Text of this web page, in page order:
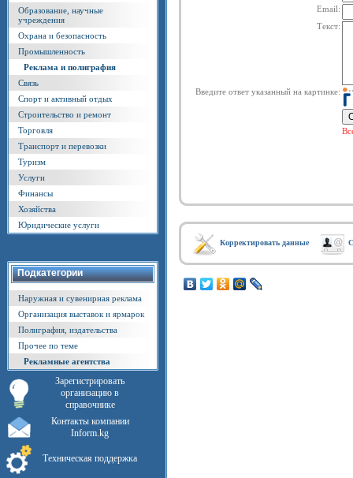
Образование, научные
учреждения
Охрана и безопасность
Промышленность
Реклама и полиграфия
Связь
Спорт и активный отдых
Строительство и ремонт
Торговля
Транспорт и перевозки
Туризм
Услуги
Финансы
Хозяйства
Юридические услуги
Подкатегории
Наружная и сувенирная реклама
Организация выставок и ярмарок
Полиграфия, издательства
Прочее по теме
Рекламные агентства
Зарегистрировать
организацию в
справочнике
Контакты компании
Inform.kg
Техническая поддержка
Email:
Текст:
Введите ответ указанный на картинке:
Корректировать данные